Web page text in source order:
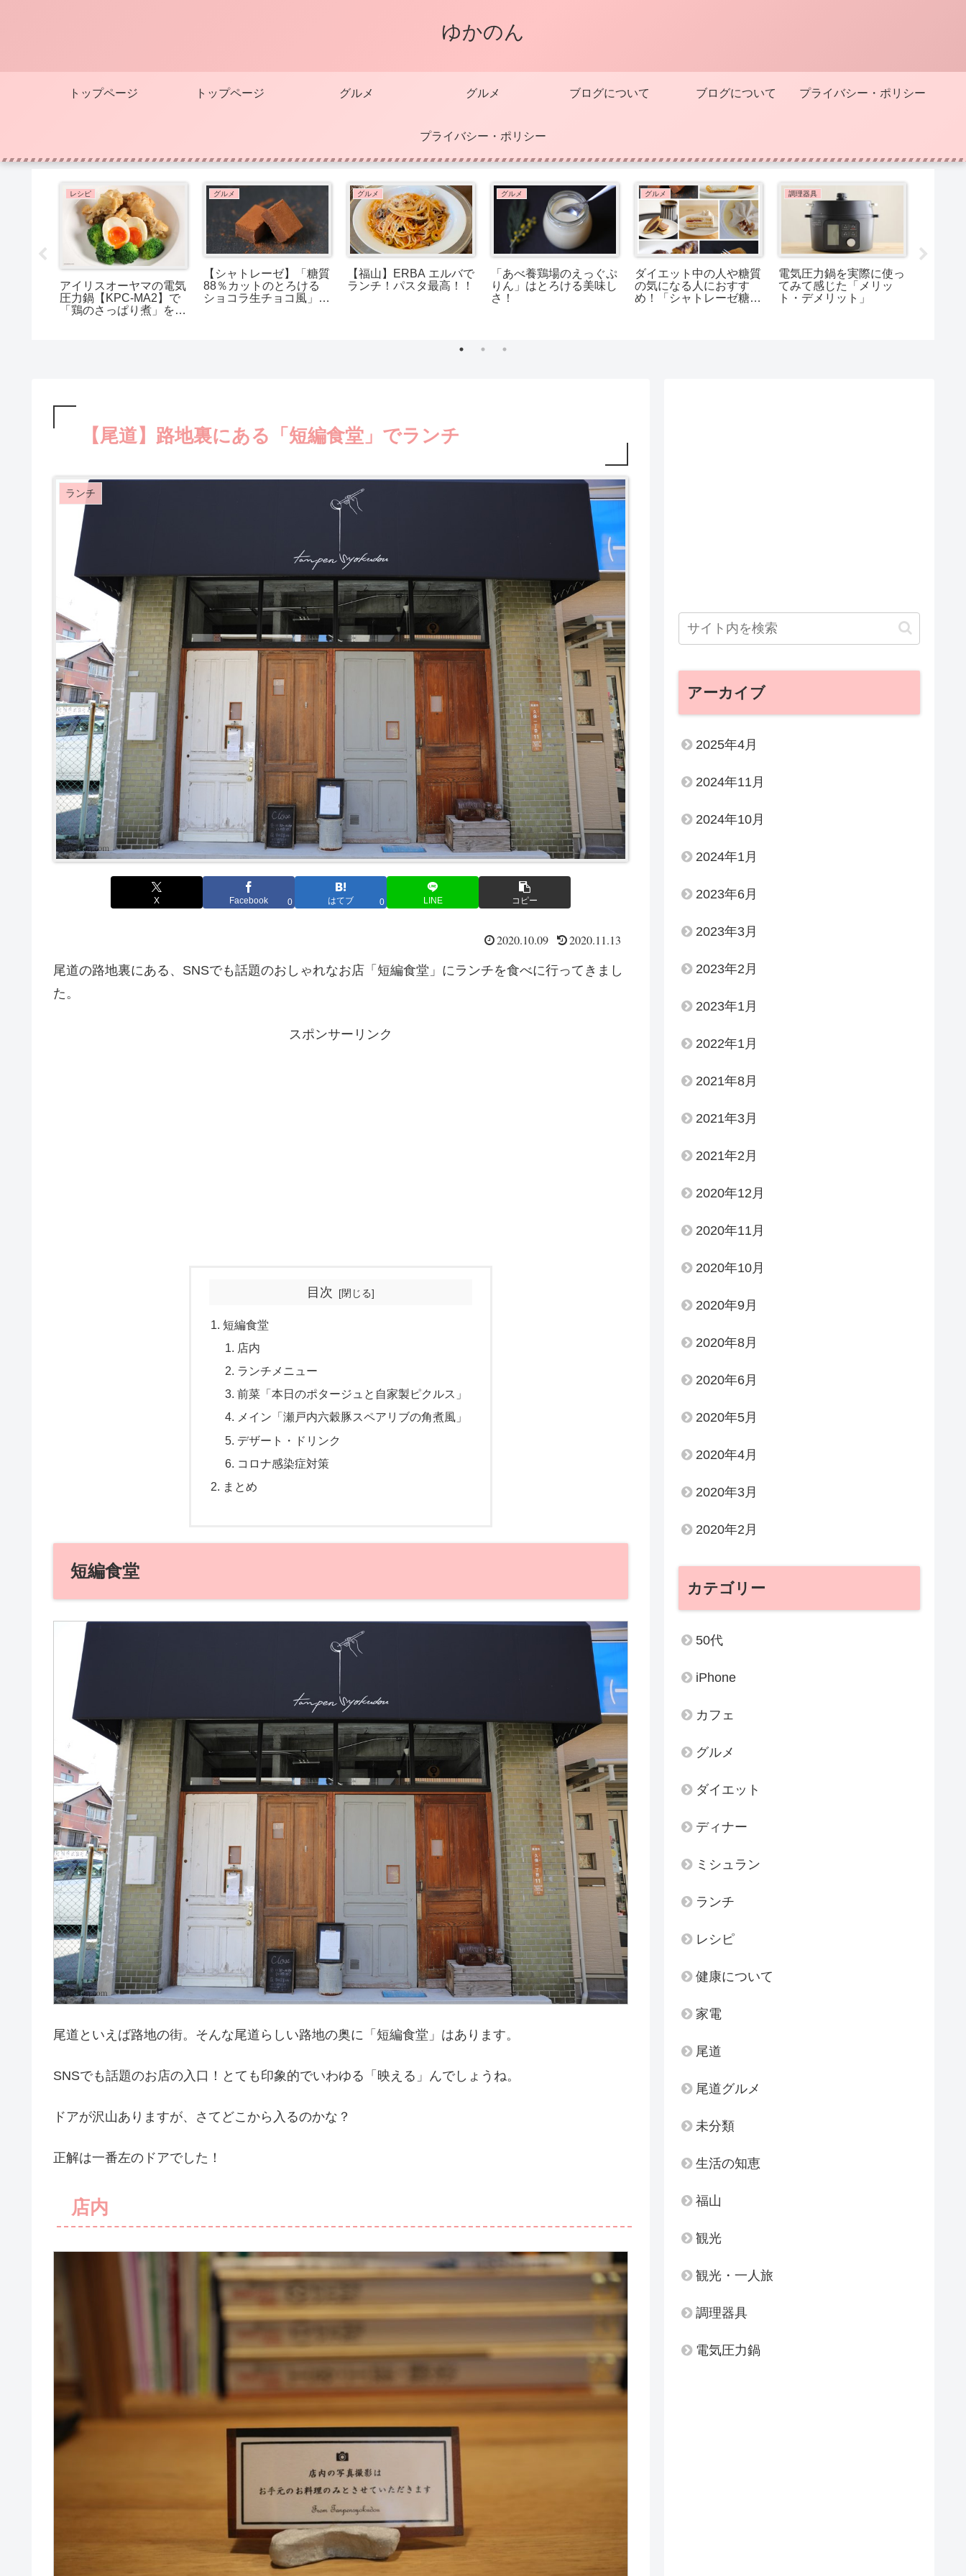
ゆかのん
トップページ トップページ グルメ グルメ ブログについて ブログについて プライバシー・ポリシー
プライバシー・ポリシー
レシピ
アイリスオーヤマの電気
圧力鍋【KPC-MA2】で
「鶏のさっぱり煮」を作
グルメ
【シャトレーゼ】「糖質
88％カットのとろける
ショコラ生チョコ風」は
グルメ
【福山】ERBA エルバで
ランチ！パスタ最高！！
グルメ
「あべ養鶏場のえっぐぷ
りん」はとろける美味し
さ！
グルメ
ダイエット中の人や糖質
の気になる人におすす
め！「シャトレーゼ糖質
調理器具
電気圧力鍋を実際に使っ
てみて感じた「メリッ
ト・デメリット」
【尾道】路地裏にある「短編食堂」でランチ
ランチ
X Facebook 0 はてブ 0 LINE コピー
2020.10.09 2020.11.13
尾道の路地裏にある、SNSでも話題のおしゃれなお店「短編食堂」にランチを食べに行ってきまし
た。
スポンサーリンク
目次
短編食堂
店内
ランチメニュー
前菜「本日のポタージュと自家製ピクルス」
メイン「瀬戸内六穀豚スペアリブの角煮風」
デザート・ドリンク
コロナ感染症対策
まとめ
短編食堂
尾道といえば路地の街。そんな尾道らしい路地の奥に「短編食堂」はあります。
SNSでも話題のお店の入口！とても印象的でいわゆる「映える」んでしょうね。
ドアが沢山ありますが、さてどこから入るのかな？
正解は一番左のドアでした！
店内
アーカイブ
2025年4月
2024年11月
2024年10月
2024年1月
2023年6月
2023年3月
2023年2月
2023年1月
2022年1月
2021年8月
2021年3月
2021年2月
2020年12月
2020年11月
2020年10月
2020年9月
2020年8月
2020年6月
2020年5月
2020年4月
2020年3月
2020年2月
カテゴリー
50代
iPhone
カフェ
グルメ
ダイエット
ディナー
ミシュラン
ランチ
レシピ
健康について
家電
尾道
尾道グルメ
未分類
生活の知恵
福山
観光
観光・一人旅
調理器具
電気圧力鍋